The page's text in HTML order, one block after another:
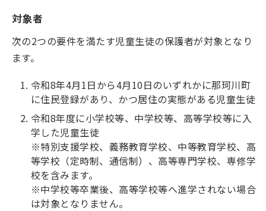
対象者
次の2つの要件を満たす児童生徒の保護者が対象となり
ます。
令和8年4月1日から4月10日のいずれかに那珂川町
に住民登録があり、かつ居住の実態がある児童生徒
令和8年度に小学校等、中学校等、高等学校等に入
学した児童生徒
※特別支援学校、義務教育学校、中等教育学校、高
等学校（定時制、通信制）、高等専門学校、専修学
校を含みます。
※中学校等卒業後、高等学校等へ進学されない場合
は対象となりません。